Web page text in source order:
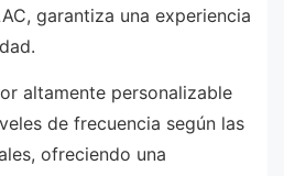
garantiza una experiencia
altamente personalizable
de frecuencia según las
ofreciendo una